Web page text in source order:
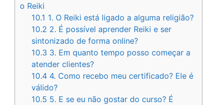
o Reiki
10.1 1. O Reiki está ligado a alguma religião?
10.2 2. É possível aprender Reiki e ser
sintonizado de forma online?
10.3 3. Em quanto tempo posso começar a
atender clientes?
10.4 4. Como recebo meu certificado? Ele é
válido?
10.5 5. E se eu não gostar do curso? É